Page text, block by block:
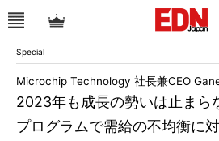
Special
2023年も成長の勢いは止まら
プログラムで需給の不均衡に
Microchip Technology 社長兼CEO